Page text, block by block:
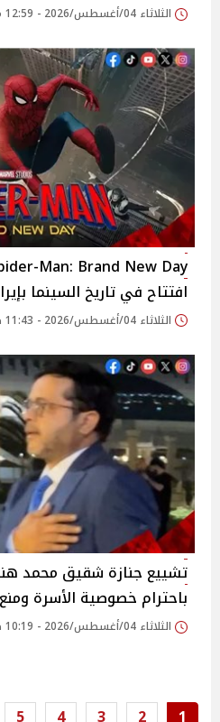
الثلاثاء 04/أغسطس/2026 - 12:59 م
افتتاح في تاريخ السينما بإيرادات 875
الثلاثاء 04/أغسطس/2026 - 11:43 ص
تشييع جنازة شقيق محمد
باحترام خصوصية الأسرة
الثلاثاء 04/أغسطس/2026 - 10:19 ص